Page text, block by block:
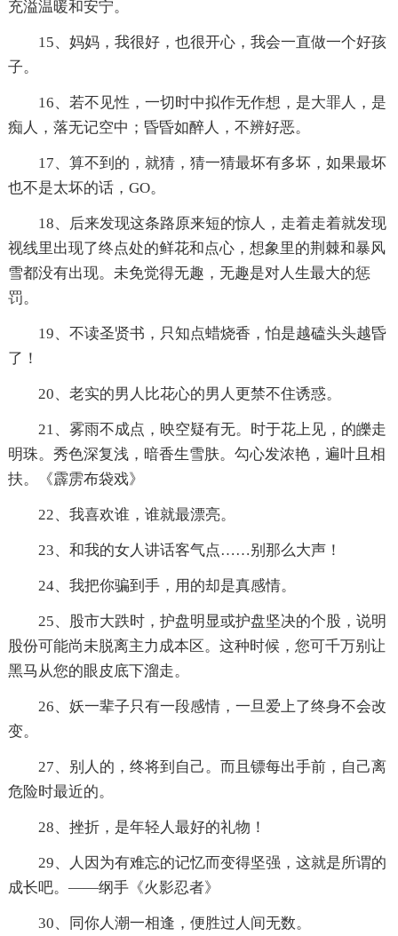
充溢温暖和安宁。
15、妈妈，我很好，也很开心，我会一直做一个好孩
子。
16、若不见性，一切时中拟作无作想，是大罪人，是
痴人，落无记空中；昏昏如醉人，不辨好恶。
17、算不到的，就猜，猜一猜最坏有多坏，如果最坏
也不是太坏的话，GO。
18、后来发现这条路原来短的惊人，走着走着就发现
视线里出现了终点处的鲜花和点心，想象里的荆棘和暴风
雪都没有出现。未免觉得无趣，无趣是对人生最大的惩
罚。
19、不读圣贤书，只知点蜡烧香，怕是越磕头头越昏
了！
20、老实的男人比花心的男人更禁不住诱惑。
21、雾雨不成点，映空疑有无。时于花上见，的皪走
明珠。秀色深复浅，暗香生雪肤。勾心发浓艳，遍叶且相
扶。《霹雳布袋戏》
22、我喜欢谁，谁就最漂亮。
23、和我的女人讲话客气点……别那么大声！
24、我把你骗到手，用的却是真感情。
25、股市大跌时，护盘明显或护盘坚决的个股，说明
股份可能尚未脱离主力成本区。这种时候，您可千万别让
黑马从您的眼皮底下溜走。
26、妖一辈子只有一段感情，一旦爱上了终身不会改
变。
27、别人的，终将到自己。而且镖每出手前，自己离
危险时最近的。
28、挫折，是年轻人最好的礼物！
29、人因为有难忘的记忆而变得坚强，这就是所谓的
成长吧。——纲手《火影忍者》
30、同你人潮一相逢，便胜过人间无数。